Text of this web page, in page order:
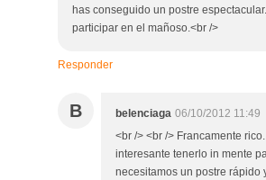
has conseguido un postre
participar en el mañoso.<br />
Responder
B belenciaga 06/10/2012 11:49
<br /> <br /> Francamente
interesante tenerlo in mente
necesitamos un postre rápido